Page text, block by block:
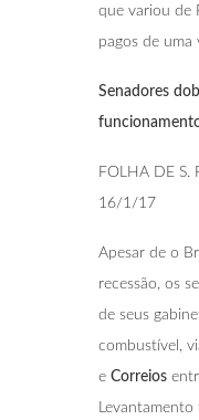
que variou de
pagos de uma
Senadores
FOLHA DE S.
16/1/17
Apesar de o
recessão, os
de seus
combustível,
e Correios